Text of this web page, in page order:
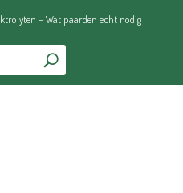
– Wat paarden echt nodig